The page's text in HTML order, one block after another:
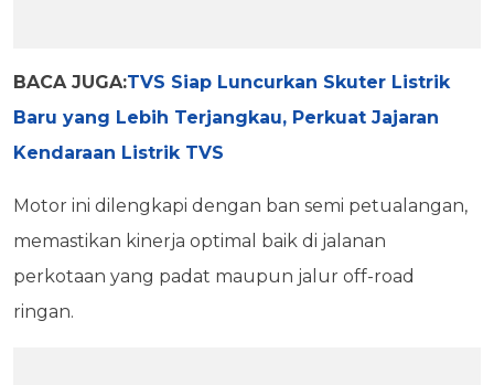
BACA JUGA:TVS Siap Luncurkan Skuter Listrik
Baru yang Lebih Terjangkau, Perkuat Jajaran
Kendaraan Listrik TVS
Motor ini dilengkapi dengan ban semi petualangan,
memastikan kinerja optimal baik di jalanan
perkotaan yang padat maupun jalur off-road
ringan.